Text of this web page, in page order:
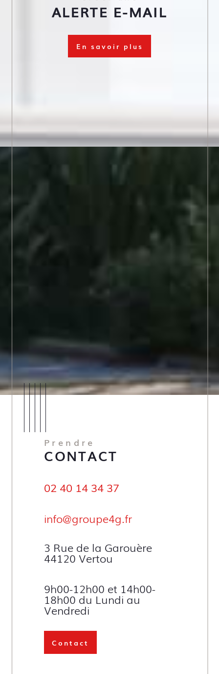
ALERTE E-MAIL
En savoir plus
Prendre
CONTACT
02 40 14 34 37
info@groupe4g.fr
3 Rue de la Garouère
44120 Vertou
9h00-12h00 et 14h00-
18h00 du Lundi au
Vendredi
Contact